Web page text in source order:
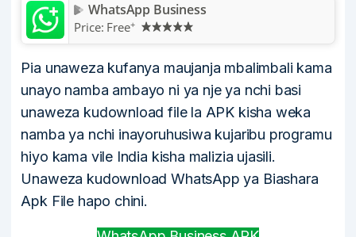
WhatsApp Business
Price: Free+
Pia unaweza kufanya maujanja mbalimbali kama
unayo namba ambayo ni ya nje ya nchi basi
unaweza kudownload file la APK kisha weka
namba ya nchi inayoruhusiwa kujaribu programu
hiyo kama vile India kisha malizia ujasili.
Unaweza kudownload WhatsApp ya Biashara
Apk File hapo chini.